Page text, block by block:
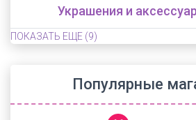
Украшения и
ПОКАЗАТЬ ЕЩЕ (9)
Популярные